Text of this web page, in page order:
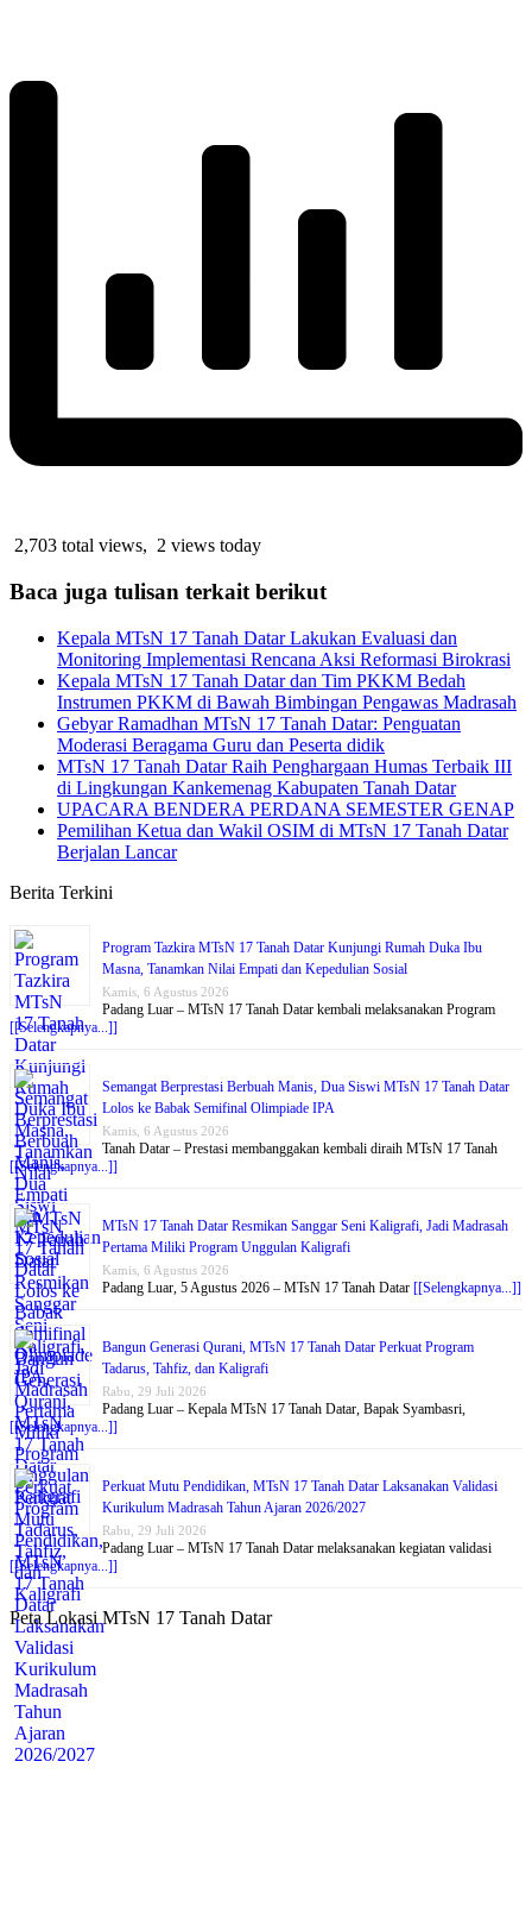
2,703 total views, 2 views today
Baca juga tulisan terkait berikut
Kepala MTsN 17 Tanah Datar Lakukan Evaluasi dan
Monitoring Implementasi Rencana Aksi Reformasi Birokrasi
Kepala MTsN 17 Tanah Datar dan Tim PKKM Bedah
Instrumen PKKM di Bawah Bimbingan Pengawas Madrasah
Gebyar Ramadhan MTsN 17 Tanah Datar: Penguatan
Moderasi Beragama Guru dan Peserta didik
MTsN 17 Tanah Datar Raih Penghargaan Humas Terbaik III
di Lingkungan Kankemenag Kabupaten Tanah Datar
UPACARA BENDERA PERDANA SEMESTER GENAP
Pemilihan Ketua dan Wakil OSIM di MTsN 17 Tanah Datar
Berjalan Lancar
Berita Terkini
Program Tazkira MTsN 17 Tanah Datar Kunjungi Rumah Duka Ibu
Masna, Tanamkan Nilai Empati dan Kepedulian Sosial
Kamis, 6 Agustus 2026
Padang Luar – MTsN 17 Tanah Datar kembali melaksanakan Program
[[Selengkapnya...]]
Semangat Berprestasi Berbuah Manis, Dua Siswi MTsN 17 Tanah Datar
Lolos ke Babak Semifinal Olimpiade IPA
Kamis, 6 Agustus 2026
Tanah Datar – Prestasi membanggakan kembali diraih MTsN 17 Tanah
[[Selengkapnya...]]
MTsN 17 Tanah Datar Resmikan Sanggar Seni Kaligrafi, Jadi Madrasah
Pertama Miliki Program Unggulan Kaligrafi
Kamis, 6 Agustus 2026
Padang Luar, 5 Agustus 2026 – MTsN 17 Tanah Datar [[Selengkapnya...]]
Bangun Generasi Qurani, MTsN 17 Tanah Datar Perkuat Program
Tadarus, Tahfiz, dan Kaligrafi
Rabu, 29 Juli 2026
Padang Luar – Kepala MTsN 17 Tanah Datar, Bapak Syambasri,
[[Selengkapnya...]]
Perkuat Mutu Pendidikan, MTsN 17 Tanah Datar Laksanakan Validasi
Kurikulum Madrasah Tahun Ajaran 2026/2027
Rabu, 29 Juli 2026
Padang Luar – MTsN 17 Tanah Datar melaksanakan kegiatan validasi
[[Selengkapnya...]]
Peta Lokasi MTsN 17 Tanah Datar